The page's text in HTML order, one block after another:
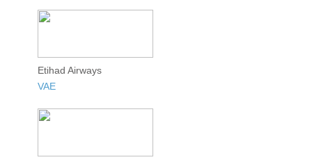
Etihad Airways
VAE